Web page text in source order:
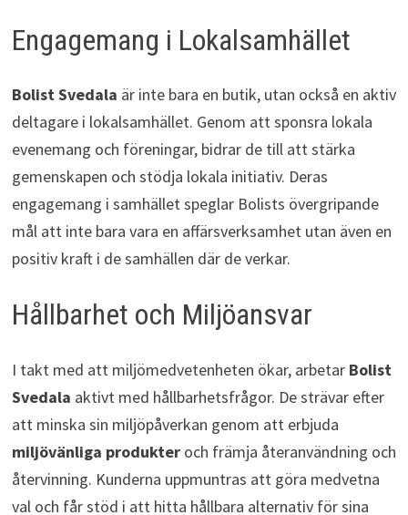
Engagemang i Lokalsamhället
Bolist Svedala är inte bara en butik, utan också en aktiv
deltagare i lokalsamhället. Genom att sponsra lokala
evenemang och föreningar, bidrar de till att stärka
gemenskapen och stödja lokala initiativ. Deras
engagemang i samhället speglar Bolists övergripande
mål att inte bara vara en affärsverksamhet utan även en
positiv kraft i de samhällen där de verkar.
Hållbarhet och Miljöansvar
I takt med att miljömedvetenheten ökar, arbetar Bolist
Svedala aktivt med hållbarhetsfrågor. De strävar efter
att minska sin miljöpåverkan genom att erbjuda
miljövänliga produkteroch främja återanvändning och
återvinning. Kunderna uppmuntras att göra medvetna
val och får stöd i att hitta hållbara alternativ för sina